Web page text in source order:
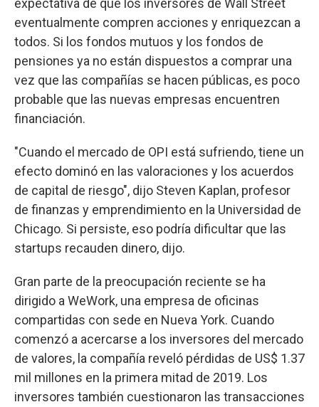
expectativa de que los inversores de Wall Street
eventualmente compren acciones y enriquezcan a
todos. Si los fondos mutuos y los fondos de
pensiones ya no están dispuestos a comprar una
vez que las compañías se hacen públicas, es poco
probable que las nuevas empresas encuentren
financiación.
"Cuando el mercado de OPI está sufriendo, tiene un
efecto dominó en las valoraciones y los acuerdos
de capital de riesgo", dijo Steven Kaplan, profesor
de finanzas y emprendimiento en la Universidad de
Chicago. Si persiste, eso podría dificultar que las
startups recauden dinero, dijo.
Gran parte de la preocupación reciente se ha
dirigido a WeWork, una empresa de oficinas
compartidas con sede en Nueva York. Cuando
comenzó a acercarse a los inversores del mercado
de valores, la compañía reveló pérdidas de US$ 1.37
mil millones en la primera mitad de 2019. Los
inversores también cuestionaron las transacciones